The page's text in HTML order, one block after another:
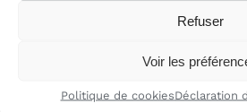
Refuser
Voir les
Politique de cookiesDéclaration